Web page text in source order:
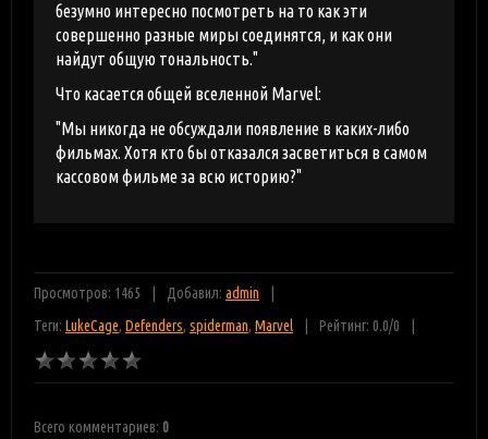
безумно интересно посмотреть на то как эти
совершенно разные миры соединятся, и как они
найдут общую тональность."
Что касается общей вселенной Marvel:
"Мы никогда не обсуждали появление в каких-либо
фильмах. Хотя кто бы отказался засветиться в самом
кассовом фильме за всю историю?"
Просмотров: 1465 Добавил: admin
Теги: LukeCage, Defenders, spiderman, Marvel Рейтинг: 0.0/0
Всего комментариев: 0